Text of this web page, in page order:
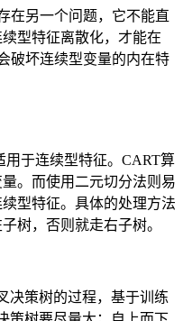
在另一个问题，它不能直
型特征离散化，才能在
破坏连续型变量的内在特
用于连续型特征。CART算
。而使用二元切分法则易
型特征。具体的处理方法
树，否则就走右子树。
决策树的过程，基于训练